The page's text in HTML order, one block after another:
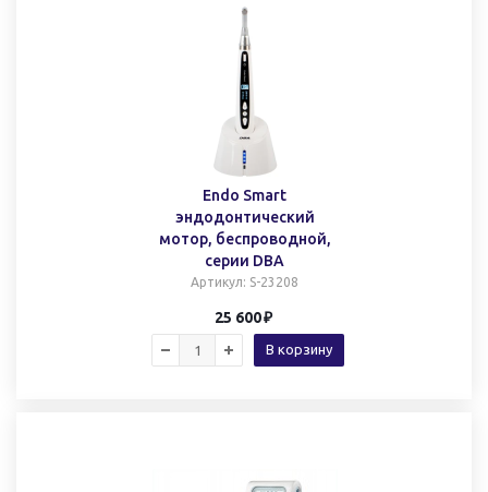
Endo Smart
эндодонтический
мотор, беспроводной,
серии DBA
Артикул: S-23208
25 600
В корзину